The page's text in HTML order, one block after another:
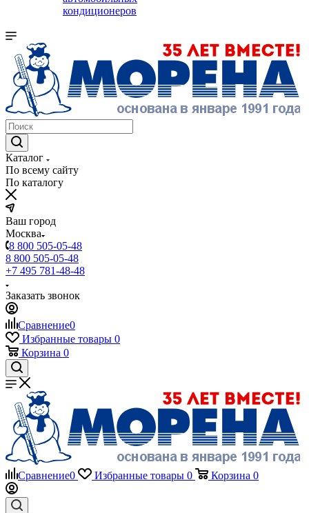
кондиционеров
Каталог
По всему сайту
По каталогу
Ваш город
Москва
8 800 505-05-48
8 800 505-05-48
+7 495 781-48-48
Заказать звонок
Сравнение0
Избранные товары 0
Корзина 0
Сравнение0 Избранные товары 0 Корзина 0